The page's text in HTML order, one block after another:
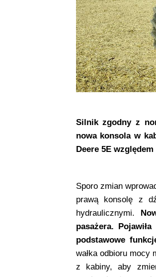
Silnik zgodny z
nowa konsola w
Deere 5E
Sporo zmian
prawą konsolę z
hydraulicznymi.
pasażera.
podstawowe
wałka odbioru mocy
z kabiny, aby